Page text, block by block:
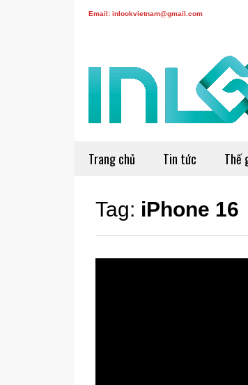
Email: inlookvietnam@gmail.com
Trang chủ Tin tức Thế
Tag: iPhone 16